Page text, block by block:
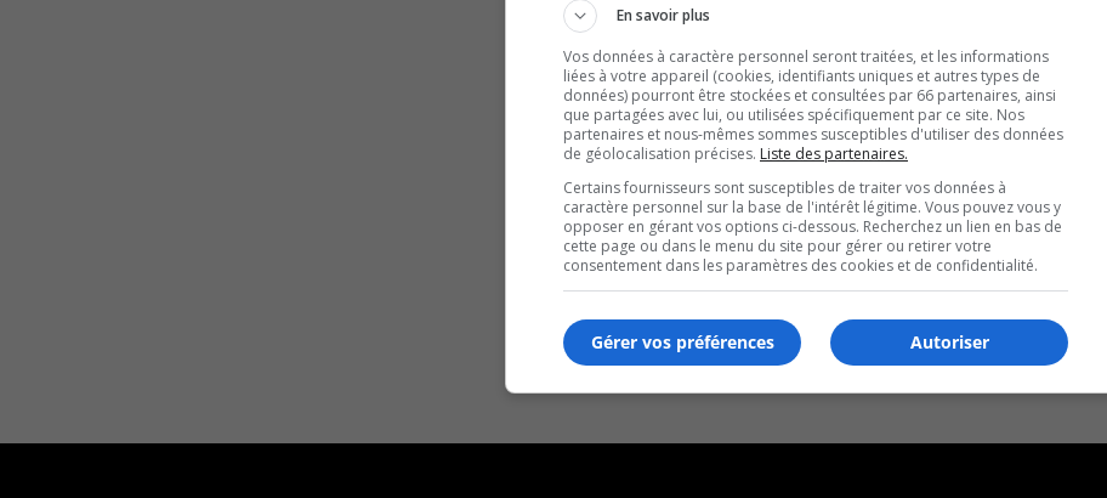
En savoir plus
Vos données à caractère personnel seront traitées, et les informations
liées à votre appareil (cookies, identifiants uniques et autres types de
données) pourront être stockées et consultées par 66 partenaires, ainsi
que partagées avec lui, ou utilisées spécifiquement par ce site. Nos
partenaires et nous-mêmes sommes susceptibles d'utiliser des données
de géolocalisation précises. Liste des partenaires.
Certains fournisseurs sont susceptibles de traiter vos données à
caractère personnel sur la base de l'intérêt légitime. Vous pouvez vous y
opposer en gérant vos options ci-dessous. Recherchez un lien en bas de
cette page ou dans le menu du site pour gérer ou retirer votre
consentement dans les paramètres des cookies et de confidentialité.
Autoriser
Gérer vos préférences